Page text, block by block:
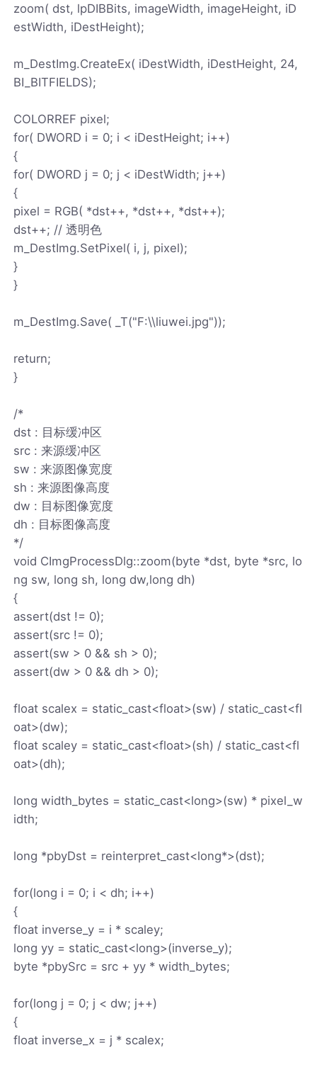
zoom( dst, lpDIBBits, imageWidth, imageHeight, iD
estWidth, iDestHeight);
m_DestImg.CreateEx( iDestWidth, iDestHeight, 24,
BI_BITFIELDS);
COLORREF pixel;
for( DWORD i = 0; i < iDestHeight; i++)
{
for( DWORD j = 0; j < iDestWidth; j++)
{
pixel = RGB( *dst++, *dst++, *dst++);
dst++; // 透明色
m_DestImg.SetPixel( i, j, pixel);
}
}
m_DestImg.Save( _T("F:\\liuwei.jpg"));
return;
}
/*
dst : 目标缓冲区
src : 来源缓冲区
sw : 来源图像宽度
sh : 来源图像高度
dw : 目标图像宽度
dh : 目标图像高度
*/
void CImgProcessDlg::zoom(byte *dst, byte *src, lo
ng sw, long sh, long dw,long dh)
{
assert(dst != 0);
assert(src != 0);
assert(sw > 0 && sh > 0);
assert(dw > 0 && dh > 0);
float scalex = static_cast<float>(sw) / static_cast<fl
oat>(dw);
float scaley = static_cast<float>(sh) / static_cast<fl
oat>(dh);
long width_bytes = static_cast<long>(sw) * pixel_w
idth;
long *pbyDst = reinterpret_cast<long*>(dst);
for(long i = 0; i < dh; i++)
{
float inverse_y = i * scaley;
long yy = static_cast<long>(inverse_y);
byte *pbySrc = src + yy * width_bytes;
for(long j = 0; j < dw; j++)
{
float inverse_x = j * scalex;